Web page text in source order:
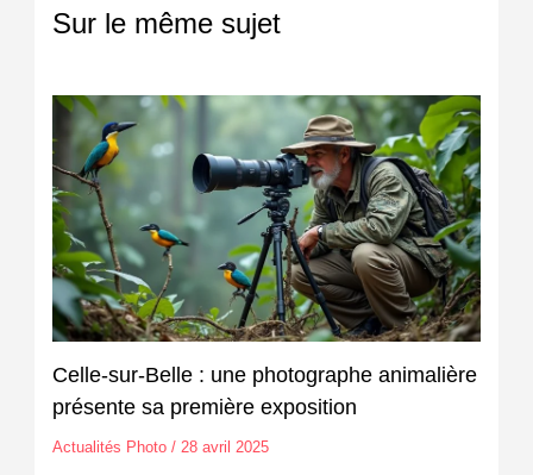
Sur le même sujet
Celle-sur-Belle : une photographe animalière
présente sa première exposition
Actualités Photo/ 28 avril 2025